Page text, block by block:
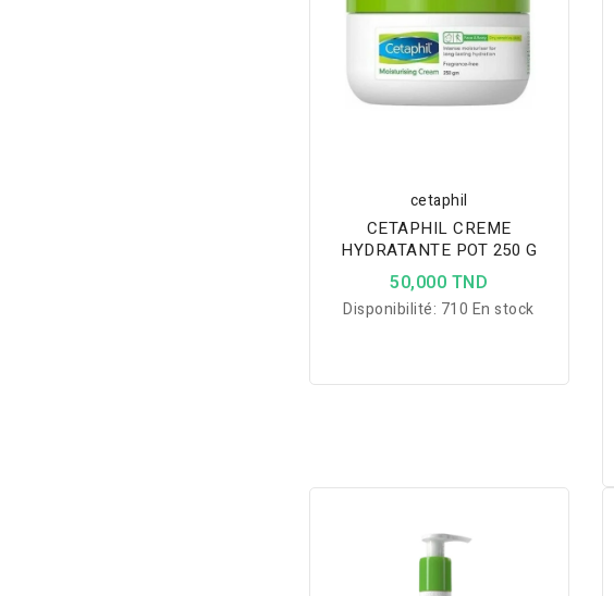
cetaphil
CETAPHIL CREME
HYDRATANTE POT 250 G
50,000 TND
Disponibilité: 710 En stock